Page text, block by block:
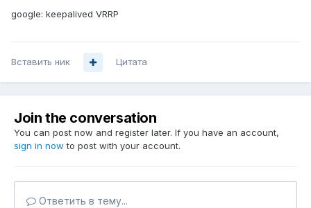
google: keepalived VRRP
Вставить ник Цитата
Join the conversation
You can post now and register later. If you have an account,
sign in now to post with your account.
Ответить в тему...